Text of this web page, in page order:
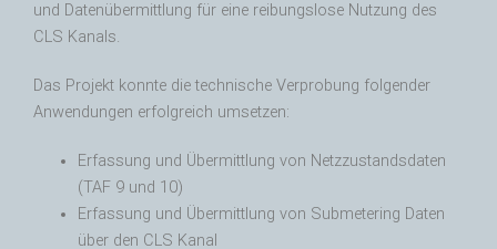
und Datenübermittlung für eine reibungslose Nutzung des
CLS Kanals.
Das Projekt konnte die technische Verprobung folgender
Anwendungen erfolgreich umsetzen:
Erfassung und Übermittlung von Netzzustandsdaten
(TAF 9 und 10)
Erfassung und Übermittlung von Submetering Daten
über den CLS Kanal